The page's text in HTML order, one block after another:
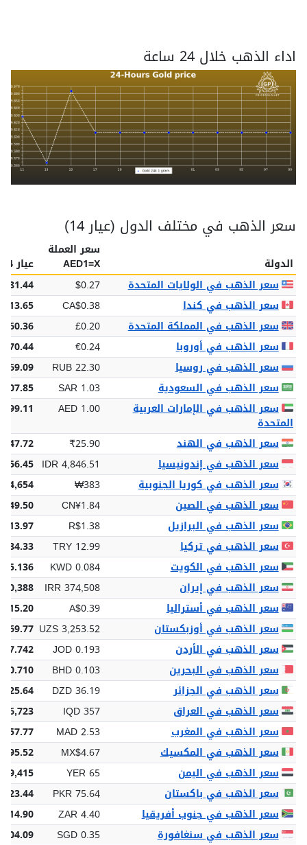
اداء الذهب خلال 24 ساعة
سعر الذهب في مختلف الدول (عيار 14)
الدولة
سعر العملة
AED1=X
عيار 14
سعر الذهب في الولايات المتحدة
$0.27
$81.44
سعر الذهب في كندا
CA$0.38
سعر الذهب في المملكة المتحدة
£0.20
£60.36
سعر الذهب في أوروبا
€0.24
€70.44
سعر الذهب في روسيا
RUB 22.30
سعر الذهب في السعودية
SAR 1.03
سعر الذهب في الإمارات العربية
المتحدة
AED 1.00
سعر الذهب في الهند
₹25.90
سعر الذهب في إندونيسيا
IDR 4,846.51
سعر الذهب في كوريا الجنوبية
₩383
سعر الذهب في الصين
CN¥1.84
سعر الذهب في البرازيل
R$1.38
سعر الذهب في تركيا
TRY 12.99
سعر الذهب في الكويت
KWD 0.084
سعر الذهب في إيران
IRR 374,508
سعر الذهب في أستراليا
A$0.39
سعر الذهب في أوزبكستان
UZS 3,253.52
سعر الذهب في الأردن
JOD 0.193
سعر الذهب في البحرين
BHD 0.103
سعر الذهب في الجزائر
DZD 36.19
سعر الذهب في العراق
IQD 357
سعر الذهب في المغرب
MAD 2.53
سعر الذهب في المكسيك
MX$4.67
سعر الذهب في اليمن
YER 65
19,415
سعر الذهب في باكستان
PKR 75.64
سعر الذهب في جنوب أفريقيا
ZAR 4.40
سعر الذهب في سنغافورة
SGD 0.35